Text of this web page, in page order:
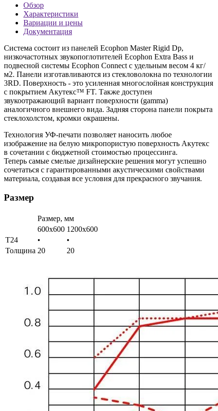
Обзор
Характеристики
Вариации и цены
Документация
Система состоит из панелей Ecophon Master Rigid Dp,
низкочастотных звукопоглотителей Ecophon Extra Bass и
подвесной системы Ecophon Connect с удельным весом 4 кг/
м2. Панели изготавливаются из стекловолокна по технологии
3RD. Поверхность - это усиленная многослойная конструкция
с покрытием Акутекс™ FT. Также доступен
звукоотражающий вариант поверхности (gamma)
аналогичного внешнего вида. Задняя сторона панели покрыта
стеклохолстом, кромки окрашены.
Технология УФ-печати позволяет наносить любое
изображение на белую микропористую поверхность Акутекс
в сочетании с бюджетной стоимостью процессинга.
Теперь самые смелые дизайнерские решения могут успешно
сочетаться с гарантированными акустическими свойствами
материала, создавая все условия для прекрасного звучания.
Размер
Размер, мм
600x600 1200x600
T24
•
•
Толщина 20 20